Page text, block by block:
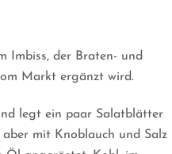
Imbiss, der Braten- und
Markt ergänzt wird.
legt ein paar Salatblätter
mit Knoblauch und Salz